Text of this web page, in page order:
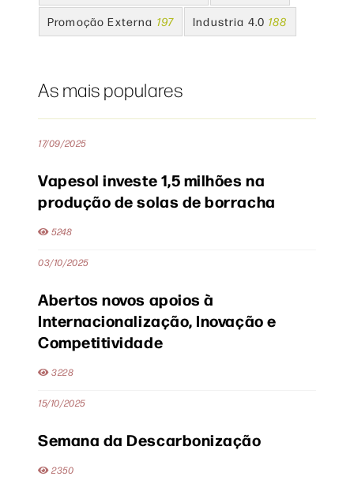
Promoção Externa 197 Industria 4.0 188
As mais populares
17/09/2025
Vapesol investe 1,5 milhões na
produção de solas de borracha
5248
03/10/2025
Abertos novos apoios à
Internacionalização, Inovação e
Competitividade
3228
15/10/2025
Semana da Descarbonização
2350